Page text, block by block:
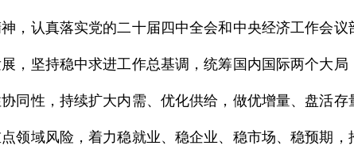
，认真落实党的二十届四中全会和中央经济工作会
，坚持稳中求进工作总基调，统筹国内国际两个大
同性，持续扩大内需、优化供给，做优增量、盘活
领域风险，着力稳就业、稳企业、稳市场、稳预期